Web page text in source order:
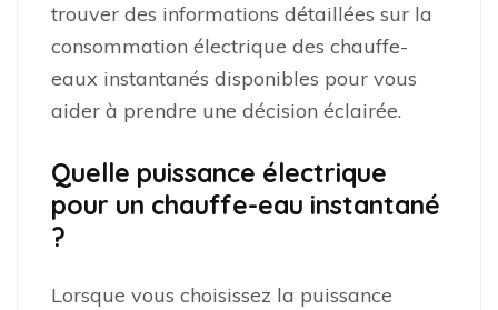
trouver des informations détaillées sur la
consommation électrique des chauffe-
eaux instantanés disponibles pour vous
aider à prendre une décision éclairée.
Quelle puissance électrique
pour un chauffe-eau instantané
?
Lorsque vous choisissez la puissance